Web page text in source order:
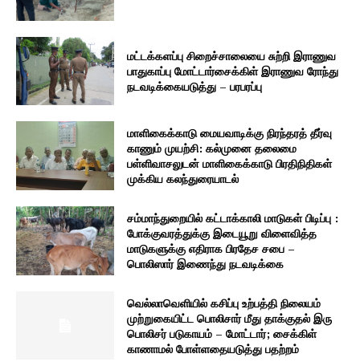
மட்டக்களப்பு சிறைச்சாலையை சுற்றி இராணுவ
பாதுகாப்பு மோட்டார்சைக்கிள் இராணுவ ரோந்து
நடவடிக்கையடுத்து – பரபரப்பு
மாளிகைக்காடு மையவாடிக்கு நிரந்தரத் தீர்வு
காணும் முயற்சி: கல்முனை தலைமை
பள்ளிவாசலுடன் மாளிகைக்காடு பிரதிநிதிகள்
முக்கிய கலந்துரையாடல்
சம்மாந்துறையில் கட்டாக்காலி மாடுகள் பிடிப்பு :
போக்குவரத்துக்கு இடையூறு விளைவித்த
மாடுகளுக்கு எதிராக பிரதேச சபை –
பொலிஸார் இணைந்து நடவடிக்கை
வெல்லாவெளியில் கசிப்பு உற்பத்தி நிலையம்
முற்றுகையிட்ட பொலிசார் மீது தாக்குதல் இரு
பொலிசர் படுகாயம் – மோட்டார்; சைக்கிள்
காணாமல் போள்ளதையடுத்து பதற்றம்